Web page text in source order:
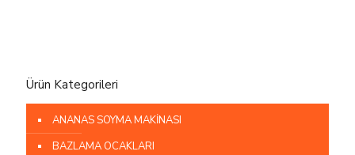
Ürün Kategorileri
ANANAS SOYMA MAKİNASI
BAZLAMA OCAKLARI